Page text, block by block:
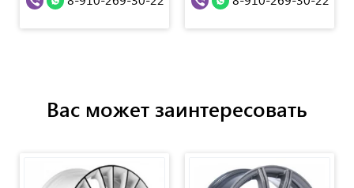
Вас может заинтересовать